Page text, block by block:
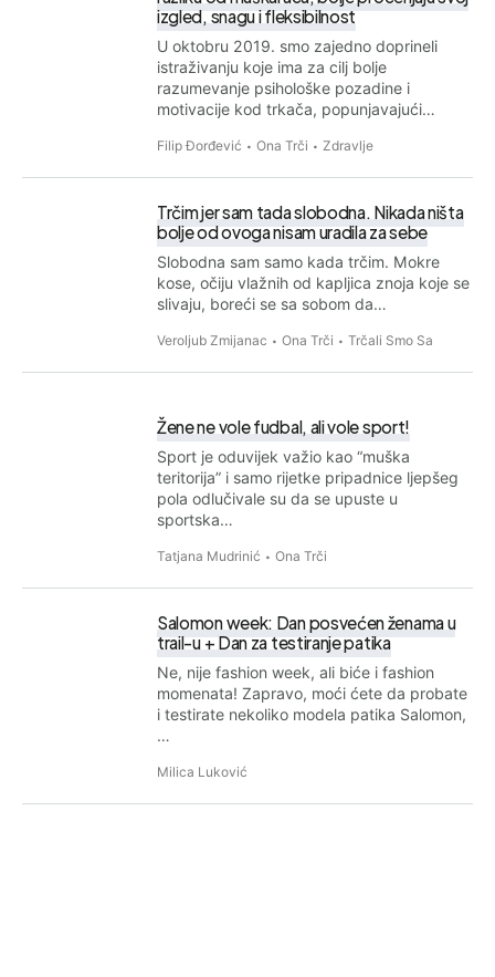
izgled, snagu i fleksibilnost
U oktobru 2019. smo zajedno doprineli
istraživanju koje ima za cilj bolje
razumevanje psihološke pozadine i
motivacije kod trkača, popunjavajući…
Filip Đorđević Ona Trči Zdravlje
Trčim jer sam tada slobodna. Nikada ništa
bolje od ovoga nisam uradila za sebe
Slobodna sam samo kada trčim. Mokre
kose, očiju vlažnih od kapljica znoja koje se
slivaju, boreći se sa sobom da…
Veroljub Zmijanac Ona Trči Trčali Smo Sa
Žene ne vole fudbal, ali vole sport!
Sport je oduvijek važio kao “muška
teritorija” i samo rijetke pripadnice ljepšeg
pola odlučivale su da se upuste u
sportska…
Tatjana Mudrinić Ona Trči
Salomon week: Dan posvećen ženama u
trail-u + Dan za testiranje patika
Ne, nije fashion week, ali biće i fashion
momenata! Zapravo, moći ćete da probate
i testirate nekoliko modela patika Salomon,
…
Milica Luković